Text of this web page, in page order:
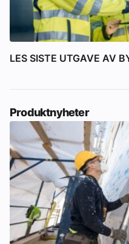
LES SISTE UTGAVE AV
Produktnyheter